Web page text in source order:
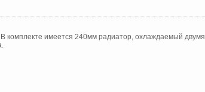
комплекте имеется 240мм радиатор, охлаждаемый двумя